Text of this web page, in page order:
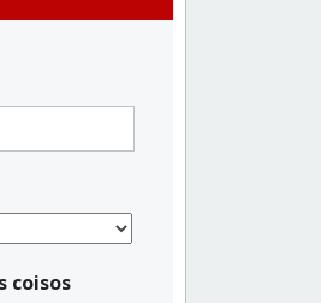
coisos